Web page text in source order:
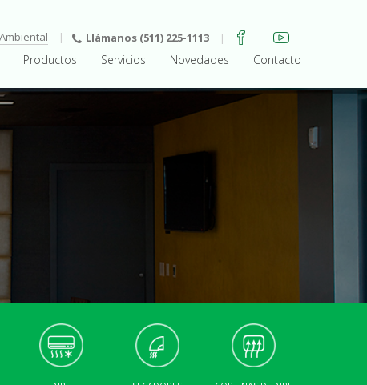
Llámanos (511) 225-1113
Productos Servicios Novedades Contacto